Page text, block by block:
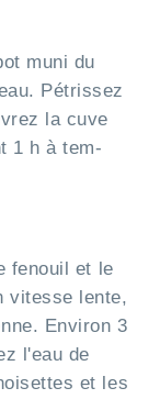
muni du
Pétrissez
la cuve
1 h à tem-
fenouil et le
vitesse lente,
Environ 3
l'eau de
et les